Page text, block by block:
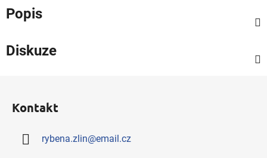
Popis
Diskuze
Kontakt
rybena.zlin@email.cz